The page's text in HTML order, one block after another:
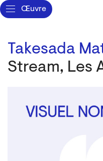
Œuvre
Takesada
Stream, Les